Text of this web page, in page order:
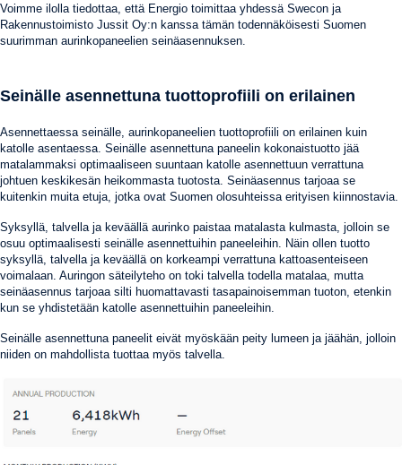
Voimme ilolla tiedottaa, että Energio toimittaa yhdessä Swecon ja
Rakennustoimisto Jussit Oy:n kanssa tämän todennäköisesti Suomen
suurimman aurinkopaneelien seinäasennuksen.
Seinälle asennettuna tuottoprofiili on erilainen
Asennettaessa seinälle, aurinkopaneelien tuottoprofiili on erilainen kuin
katolle asentaessa. Seinälle asennettuna paneelin kokonaistuotto jää
matalammaksi optimaaliseen suuntaan katolle asennettuun verrattuna
johtuen keskikesän heikommasta tuotosta. Seinäasennus tarjoaa se
kuitenkin muita etuja, jotka ovat Suomen olosuhteissa erityisen kiinnostavia.
Syksyllä, talvella ja keväällä aurinko paistaa matalasta kulmasta, jolloin se
osuu optimaalisesti seinälle asennettuihin paneeleihin. Näin ollen tuotto
syksyllä, talvella ja keväällä on korkeampi verrattuna kattoasenteiseen
voimalaan. Auringon säteilyteho on toki talvella todella matalaa, mutta
seinäasennus tarjoaa silti huomattavasti tasapainoisemman tuoton, etenkin
kun se yhdistetään katolle asennettuihin paneeleihin.
Seinälle asennettuna paneelit eivät myöskään peity lumeen ja jäähän, jolloin
niiden on mahdollista tuottaa myös talvella.